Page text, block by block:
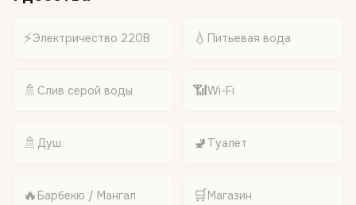
⚡Электричество 220В 💧 Питьевая вода
🚿 Слив серой воды 📶Wi-Fi
🚿 Душ 🚽 Туалет
🔥 Барбекю / Мангал 🛒Магазин